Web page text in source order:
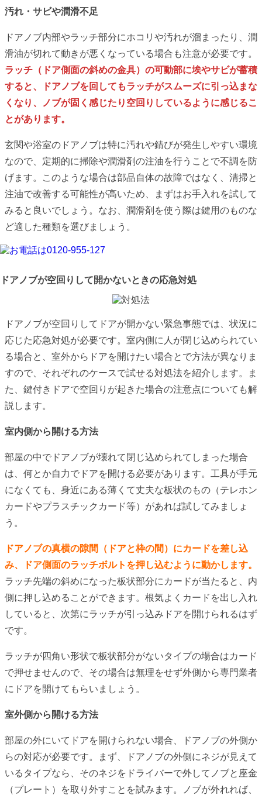
汚れ・サビや潤滑不足
ドアノブ内部やラッチ部分にホコリや汚れが溜まったり、潤
滑油が切れて動きが悪くなっている場合も注意が必要です。
ラッチ（ドア側面の斜めの金具）の可動部に埃やサビが蓄積
すると、ドアノブを回してもラッチがスムーズに引っ込まな
くなり、ノブが固く感じたり空回りしているように感じるこ
とがあります。
玄関や浴室のドアノブは特に汚れや錆びが発生しやすい環境
なので、定期的に掃除や潤滑剤の注油を行うことで不調を防
げます。このような場合は部品自体の故障ではなく、清掃と
注油で改善する可能性が高いため、まずはお手入れを試して
みると良いでしょう。なお、潤滑剤を使う際は鍵用のものな
ど適した種類を選びましょう。
ドアノブが空回りして開かないときの応急対処
ドアノブが空回りしてドアが開かない緊急事態では、状況に
応じた応急対処が必要です。室内側に人が閉じ込められてい
る場合と、室外からドアを開けたい場合とで方法が異なりま
すので、それぞれのケースで試せる対処法を紹介します。ま
た、鍵付きドアで空回りが起きた場合の注意点についても解
説します。
室内側から開ける方法
部屋の中でドアノブが壊れて閉じ込められてしまった場合
は、何とか自力でドアを開ける必要があります。工具が手元
になくても、身近にある薄くて丈夫な板状のもの（テレホン
カードやプラスチックカード等）があれば試してみましょ
う。
ドアノブの真横の隙間（ドアと枠の間）にカードを差し込
み、ドア側面のラッチボルトを押し込むように動かします。
ラッチ先端の斜めになった板状部分にカードが当たると、内
側に押し込めることができます。根気よくカードを出し入れ
していると、次第にラッチが引っ込みドアを開けられるはず
です。
ラッチが四角い形状で板状部分がないタイプの場合はカード
で押せませんので、その場合は無理をせず外側から専門業者
にドアを開けてもらいましょう。
室外側から開ける方法
部屋の外にいてドアを開けられない場合、ドアノブの外側か
らの対応が必要です。まず、ドアノブの外側にネジが見えて
いるタイプなら、そのネジをドライバーで外してノブと座金
（プレート）を取り外すことを試みます。ノブが外れれば、